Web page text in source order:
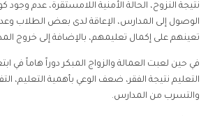
نتيجة النزوح، الحالة الأمنية اللامستقرة، عدم وجود
الوصول إلى المدارس، الإعاقة لدى بعض الطلاب
تعينهم على إكمال تعليمهم، بالإضافة إلى خروج
في حين لعبت العمالة والزواج المبكر دوراً هاماً في
التعليم نتيجة الفقر، ضعف الوعي بأهمية التعليم،
والتسرب من المدارس.